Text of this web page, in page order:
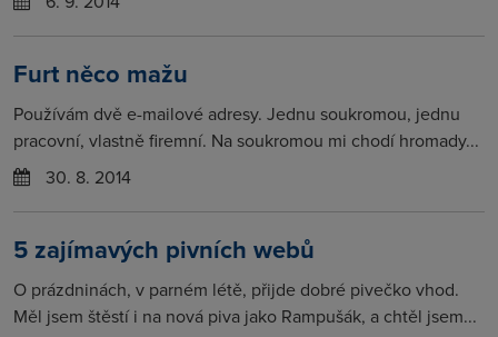
Furt něco mažu
Používám dvě e-mailové adresy. Jednu soukromou, jednu
pracovní, vlastně firemní. Na soukromou mi chodí hromady...
30. 8. 2014
5 zajímavých pivních webů
O prázdninách, v parném létě, přijde dobré pivečko vhod.
Měl jsem štěstí i na nová piva jako Rampušák, a chtěl jsem...